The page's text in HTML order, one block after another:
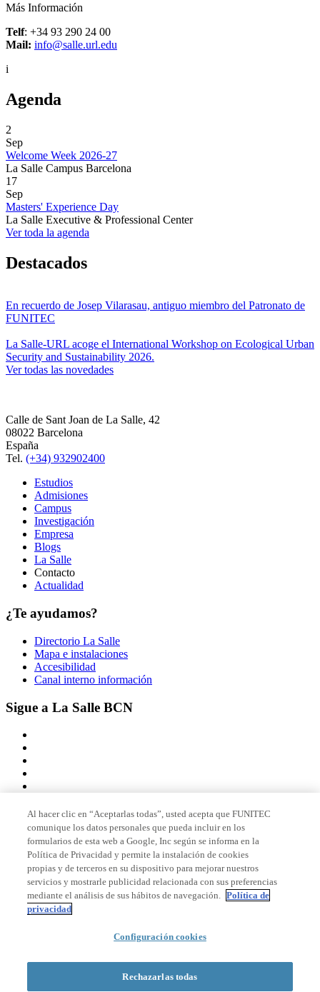
Más Información
Telf: +34 93 290 24 00
Mail: info@salle.url.edu
i
Agenda
2
Sep
Welcome Week 2026-27
La Salle Campus Barcelona
17
Sep
Masters' Experience Day
La Salle Executive & Professional Center
Ver toda la agenda
Destacados
En recuerdo de Josep Vilarasau, antiguo miembro del Patronato de
FUNITEC
La Salle-URL acoge el International Workshop on Ecological Urban
Security and Sustainability 2026.
Ver todas las novedades
Calle de Sant Joan de La Salle, 42
08022 Barcelona
España
Tel. (+34) 932902400
Estudios
Admisiones
Campus
Investigación
Empresa
Blogs
La Salle
Contacto
Actualidad
¿Te ayudamos?
Directorio La Salle
Mapa e instalaciones
Accesibilidad
Canal interno información
Sigue a La Salle BCN
Miembro de
Acreditaciones
© 2026 La Salle Campus Barcelona - URL |
Formulario de búsqueda
Al hacer clic en “Aceptarlas todas”, usted acepta que FUNITEC
comunique los datos personales que pueda incluir en los
formularios de esta web a Google, Inc según se informa en la
Política de Privacidad y permite la instalación de cookies
propias y de terceros en su dispositivo para mejorar nuestros
servicios y mostrarle publicidad relacionada con sus preferencias
mediante el análisis de sus hábitos de navegación. Política de
privacidad
Configuración cookies
Rechazarlas todas